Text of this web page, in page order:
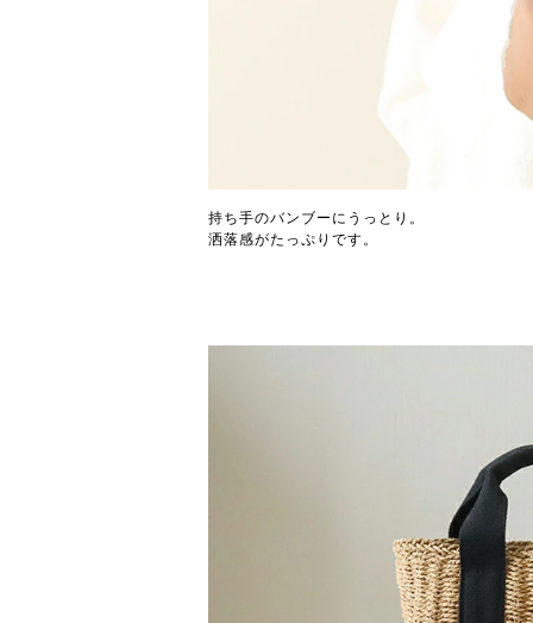
持ち手のバンブーにうっとり。
洒落感がたっぷりです。